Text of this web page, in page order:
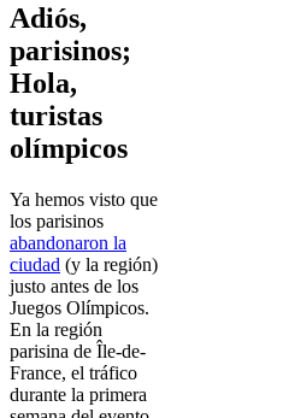
Adiós,
parisinos;
Hola,
turistas
olímpicos
Ya hemos visto que
los parisinos
abandonaron la
ciudad (y la región)
justo antes de los
Juegos Olímpicos.
En la región
parisina de Île-de-
France, el tráfico
durante la primera